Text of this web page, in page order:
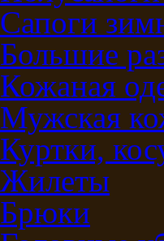
Сапоги
Большие
Кожаная
Мужская
Куртки,
Жилеты
Брюки